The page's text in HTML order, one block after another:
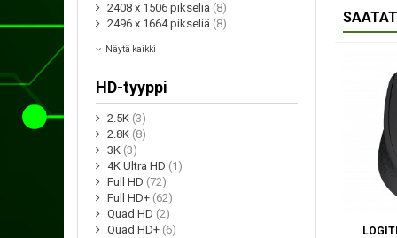
2408 x 1506 pikseliä (8)
2496 x 1664 pikseliä (8)
Näytä kaikki
HD-tyyppi
2.5K (3)
2.8K (8)
3K (3)
4K Ultra HD (1)
Full HD (72)
Full HD+ (62)
Quad HD (2)
Quad HD+ (6)